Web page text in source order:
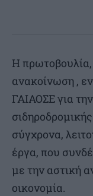
Η
ανακοίνωση ,
ΓΑΙΑΟΣΕ για
σύγχρονα,
έργα, που
με την αστική
οικονομία.